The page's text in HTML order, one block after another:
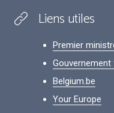
Liens utiles
Premier
Gouvernement
Belgium.be
Your Europe